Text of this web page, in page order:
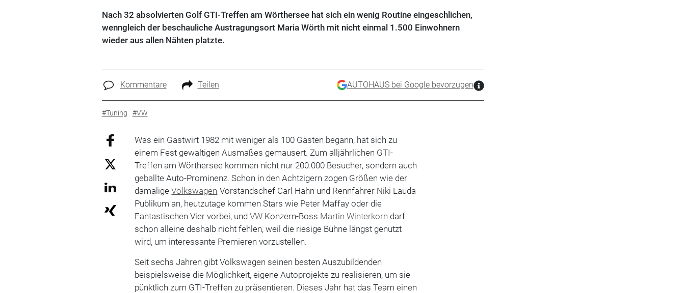
Nach 32 absolvierten Golf GTI-Treffen am Wörthersee hat sich ein wenig Routine eingeschlichen,
wenngleich der beschauliche Austragungsort Maria Wörth mit nicht einmal 1.500 Einwohnern
wieder aus allen Nähten platzte.
Kommentare Teilen AUTOHAUS bei Google bevorzugen
#Tuning #VW
Was ein Gastwirt 1982 mit weniger als 100 Gästen begann, hat sich zu
einem Fest gewaltigen Ausmaßes gemausert. Zum alljährlichen GTI-
Treffen am Wörthersee kommen nicht nur 200.000 Besucher, sondern auch
geballte Auto-Prominenz. Schon in den Achtzigern zogen Größen wie der
damaligeVolkswagen-Vorstandschef Carl Hahn und Rennfahrer Niki Lauda
Publikum an, heutzutage kommen Stars wie Peter Maffay oder die
Fantastischen Vier vorbei, undVW Konzern-Boss Martin Winterkorn darf
schon alleine deshalb nicht fehlen, weil die riesige Bühne längst genutzt
wird, um interessante Premieren vorzustellen.
Seit sechs Jahren gibt Volkswagen seinen besten Auszubildenden
beispielsweise die Möglichkeit, eigene Autoprojekte zu realisieren, um sie
pünktlich zum GTI-Treffen zu präsentieren. Dieses Jahr hat das Team einen